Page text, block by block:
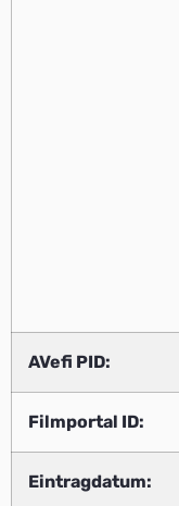
AVefi PID:
Filmportal ID:
Eintragdatum: